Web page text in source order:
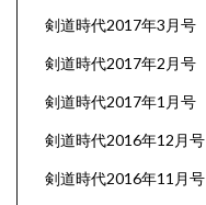
剣道時代2017年3月号
剣道時代2017年2月号
剣道時代2017年1月号
剣道時代2016年12月号
剣道時代2016年11月号